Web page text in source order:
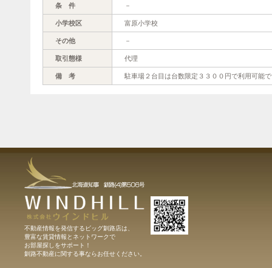
条 件 －
小学校区 富原小学校
その他 －
取引態様 代理
備 考 駐車場２台目は台数限定３３００円で利用可能
不動産情報を発信するビッグ釧路店は、
豊富な賃貸情報とネットワークで
お部屋探しをサポート！
釧路不動産に関する事ならお任せください。